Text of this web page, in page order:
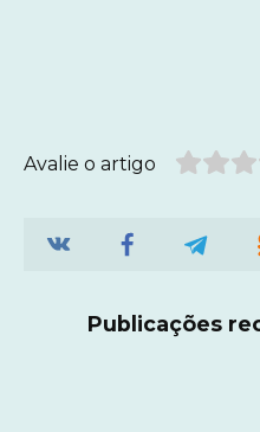
Avalie o artigo
Publicações